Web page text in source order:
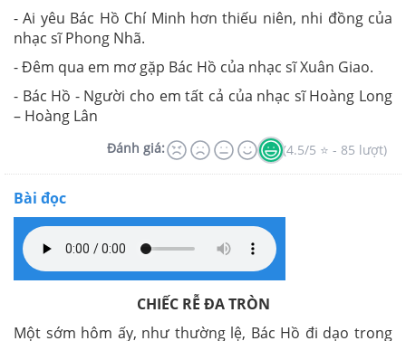
- Ai yêu Bác Hồ Chí Minh hơn thiếu niên, nhi đồng của
nhạc sĩ Phong Nhã.
- Đêm qua em mơ gặp Bác Hồ của nhạc sĩ Xuân Giao.
- Bác Hồ - Người cho em tất cả của nhạc sĩHoàng Long
– Hoàng Lân
Đánh giá: (4.5/5 ⭐ - 85 lượt)
Bài đọc
CHIẾC RỄ ĐA TRÒN
Một sớm hôm ấy, như thường lệ, Bác Hồ đi dạo trong